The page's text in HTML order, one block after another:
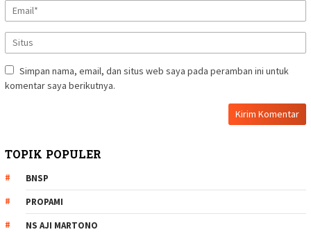
Simpan nama, email, dan situs web saya pada peramban ini untuk
komentar saya berikutnya.
TOPIK POPULER
BNSP
PROPAMI
NS AJI MARTONO